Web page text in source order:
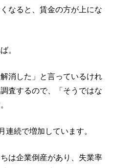
なると、賃金の方が上にな
。
消した」と言っているけれ
査するので、「そうではな
続で増加しています。
は企業倒産があり、失業率